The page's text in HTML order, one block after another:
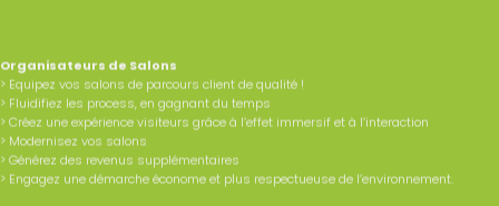
Organisateurs de Salons
> Equipez vos salons de parcours client de qualité !
> Fluidifiez les process, en gagnant du temps
> Créez une expérience visiteurs grâce à l’effet immersif et à l’interaction
> Modernisez vos salons
> Générez des revenus supplémentaires
> Engagez une démarche économe et plus respectueuse de l’environnement.